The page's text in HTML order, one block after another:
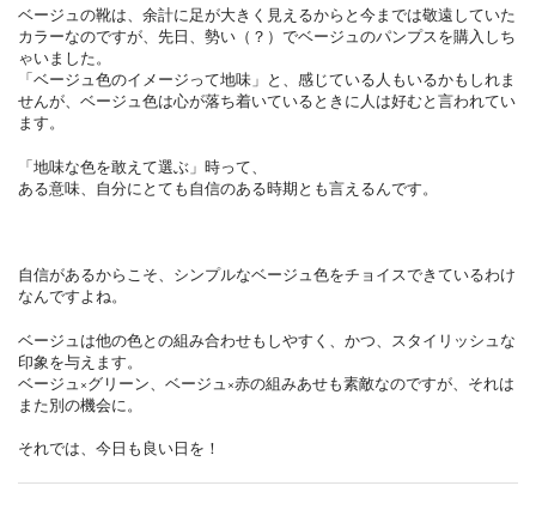
ベージュの靴は、余計に足が大きく見えるからと今までは敬遠していた
カラーなのですが、先日、勢い（？）でベージュのパンプスを購入しち
ゃいました。
「ベージュ色のイメージって地味」と、感じている人もいるかもしれま
せんが、ベージュ色は心が落ち着いているときに人は好むと言われてい
ます。
「地味な色を敢えて選ぶ」時って、
ある意味、自分にとても自信のある時期とも言えるんです。
自信があるからこそ、シンプルなベージュ色をチョイスできているわけ
なんですよね。
ベージュは他の色との組み合わせもしやすく、かつ、スタイリッシュな
印象を与えます。
ベージュ×グリーン、ベージュ×赤の組みあせも素敵なのですが、それは
また別の機会に。
それでは、今日も良い日を！